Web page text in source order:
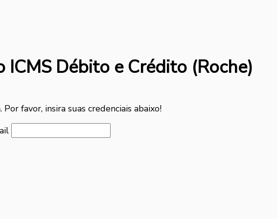
Débito e Crédito (Roche)
favor, insira suas credenciais abaixo!